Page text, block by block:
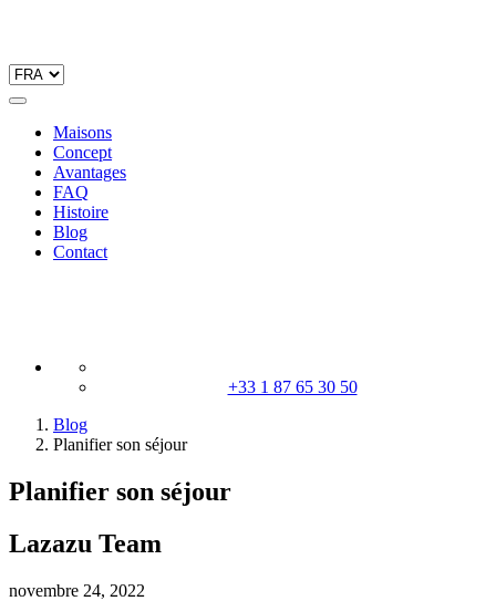
Maisons
Concept
Avantages
FAQ
Histoire
Blog
Contact
+33 1 87 65 30 50
Blog
Planifier son séjour
Planifier son séjour
Lazazu Team
novembre 24, 2022